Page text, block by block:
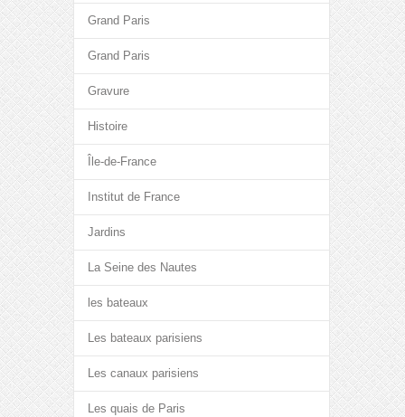
Grand Paris
Grand Paris
Gravure
Histoire
Île-de-France
Institut de France
Jardins
La Seine des Nautes
les bateaux
Les bateaux parisiens
Les canaux parisiens
Les quais de Paris